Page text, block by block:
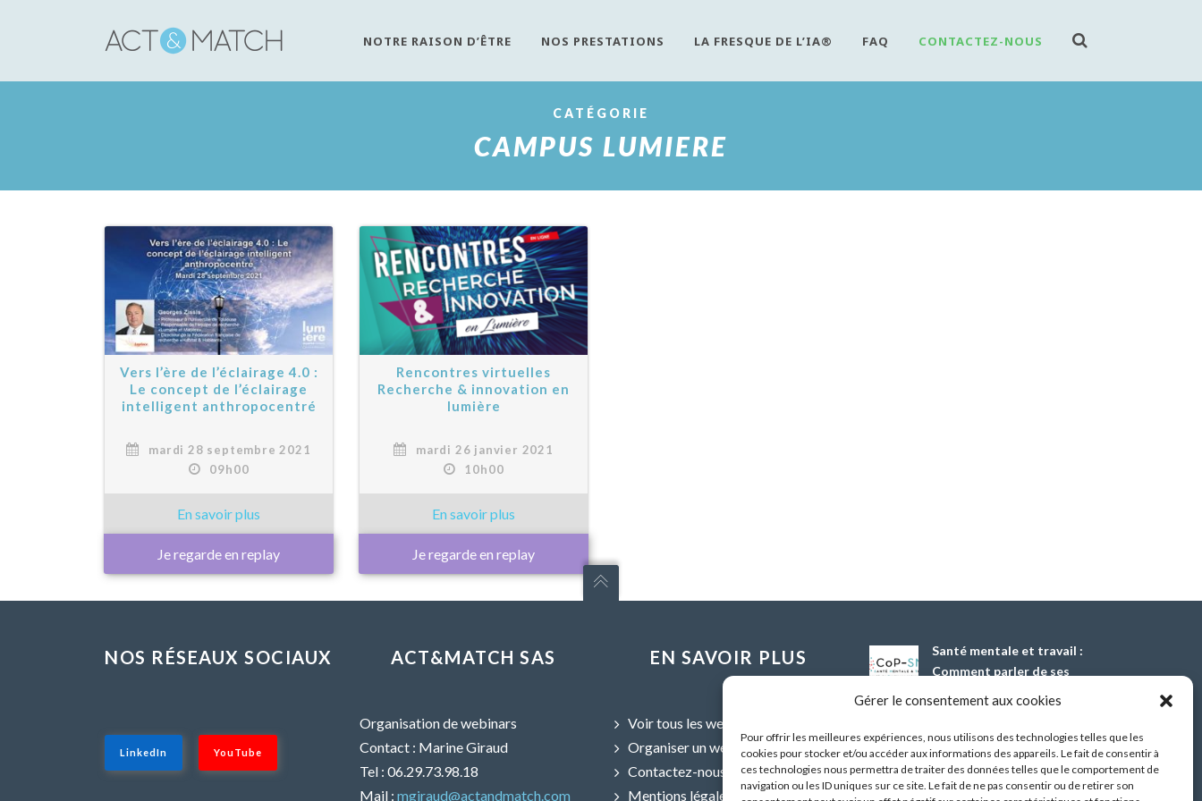
Gérer le consentement aux cookies
Pour offrir les meilleures expériences, nous utilisons des technologies telles que les
cookies pour stocker et/ou accéder aux informations des appareils. Le fait de consentir à
ces technologies nous permettra de traiter des données telles que le comportement de
navigation ou les ID uniques sur ce site. Le fait de ne pas consentir ou de retirer son
NOTRE RAISON D’ÊTRE NOS PRESTATIONS LA FRESQUE DE L’IA® FAQ CONTACTEZ-NOUS
CATÉGORIE
CAMPUS LUMIERE
Vers l’ère de l’éclairage 4.0 :
Le concept de l’éclairage
intelligent anthropocentré
mardi 28 septembre 2021
09h00
Je regarde en replay
Rencontres virtuelles
Recherche & innovation en
lumière
mardi 26 janvier 2021
10h00
Je regarde en replay
NOS RÉSEAUX SOCIAUX
LinkedIn YouTube
ACT&MATCH SAS
Organisation de webinars
Contact : Marine Giraud
Tel : 06.29.73.98.18
Mail : mgiraud@actandmatch.com
EN SAVOIR PLUS
Voir tous les webinars
Organiser un webinar
Contactez-nous
Mentions légales
Santé mentale et travail :
Comment parler de ses
13 Oct 2026
Démonstrateur d’éclairage
intelligent dans les